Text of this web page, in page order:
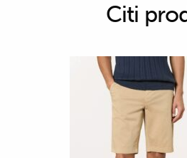
Citi